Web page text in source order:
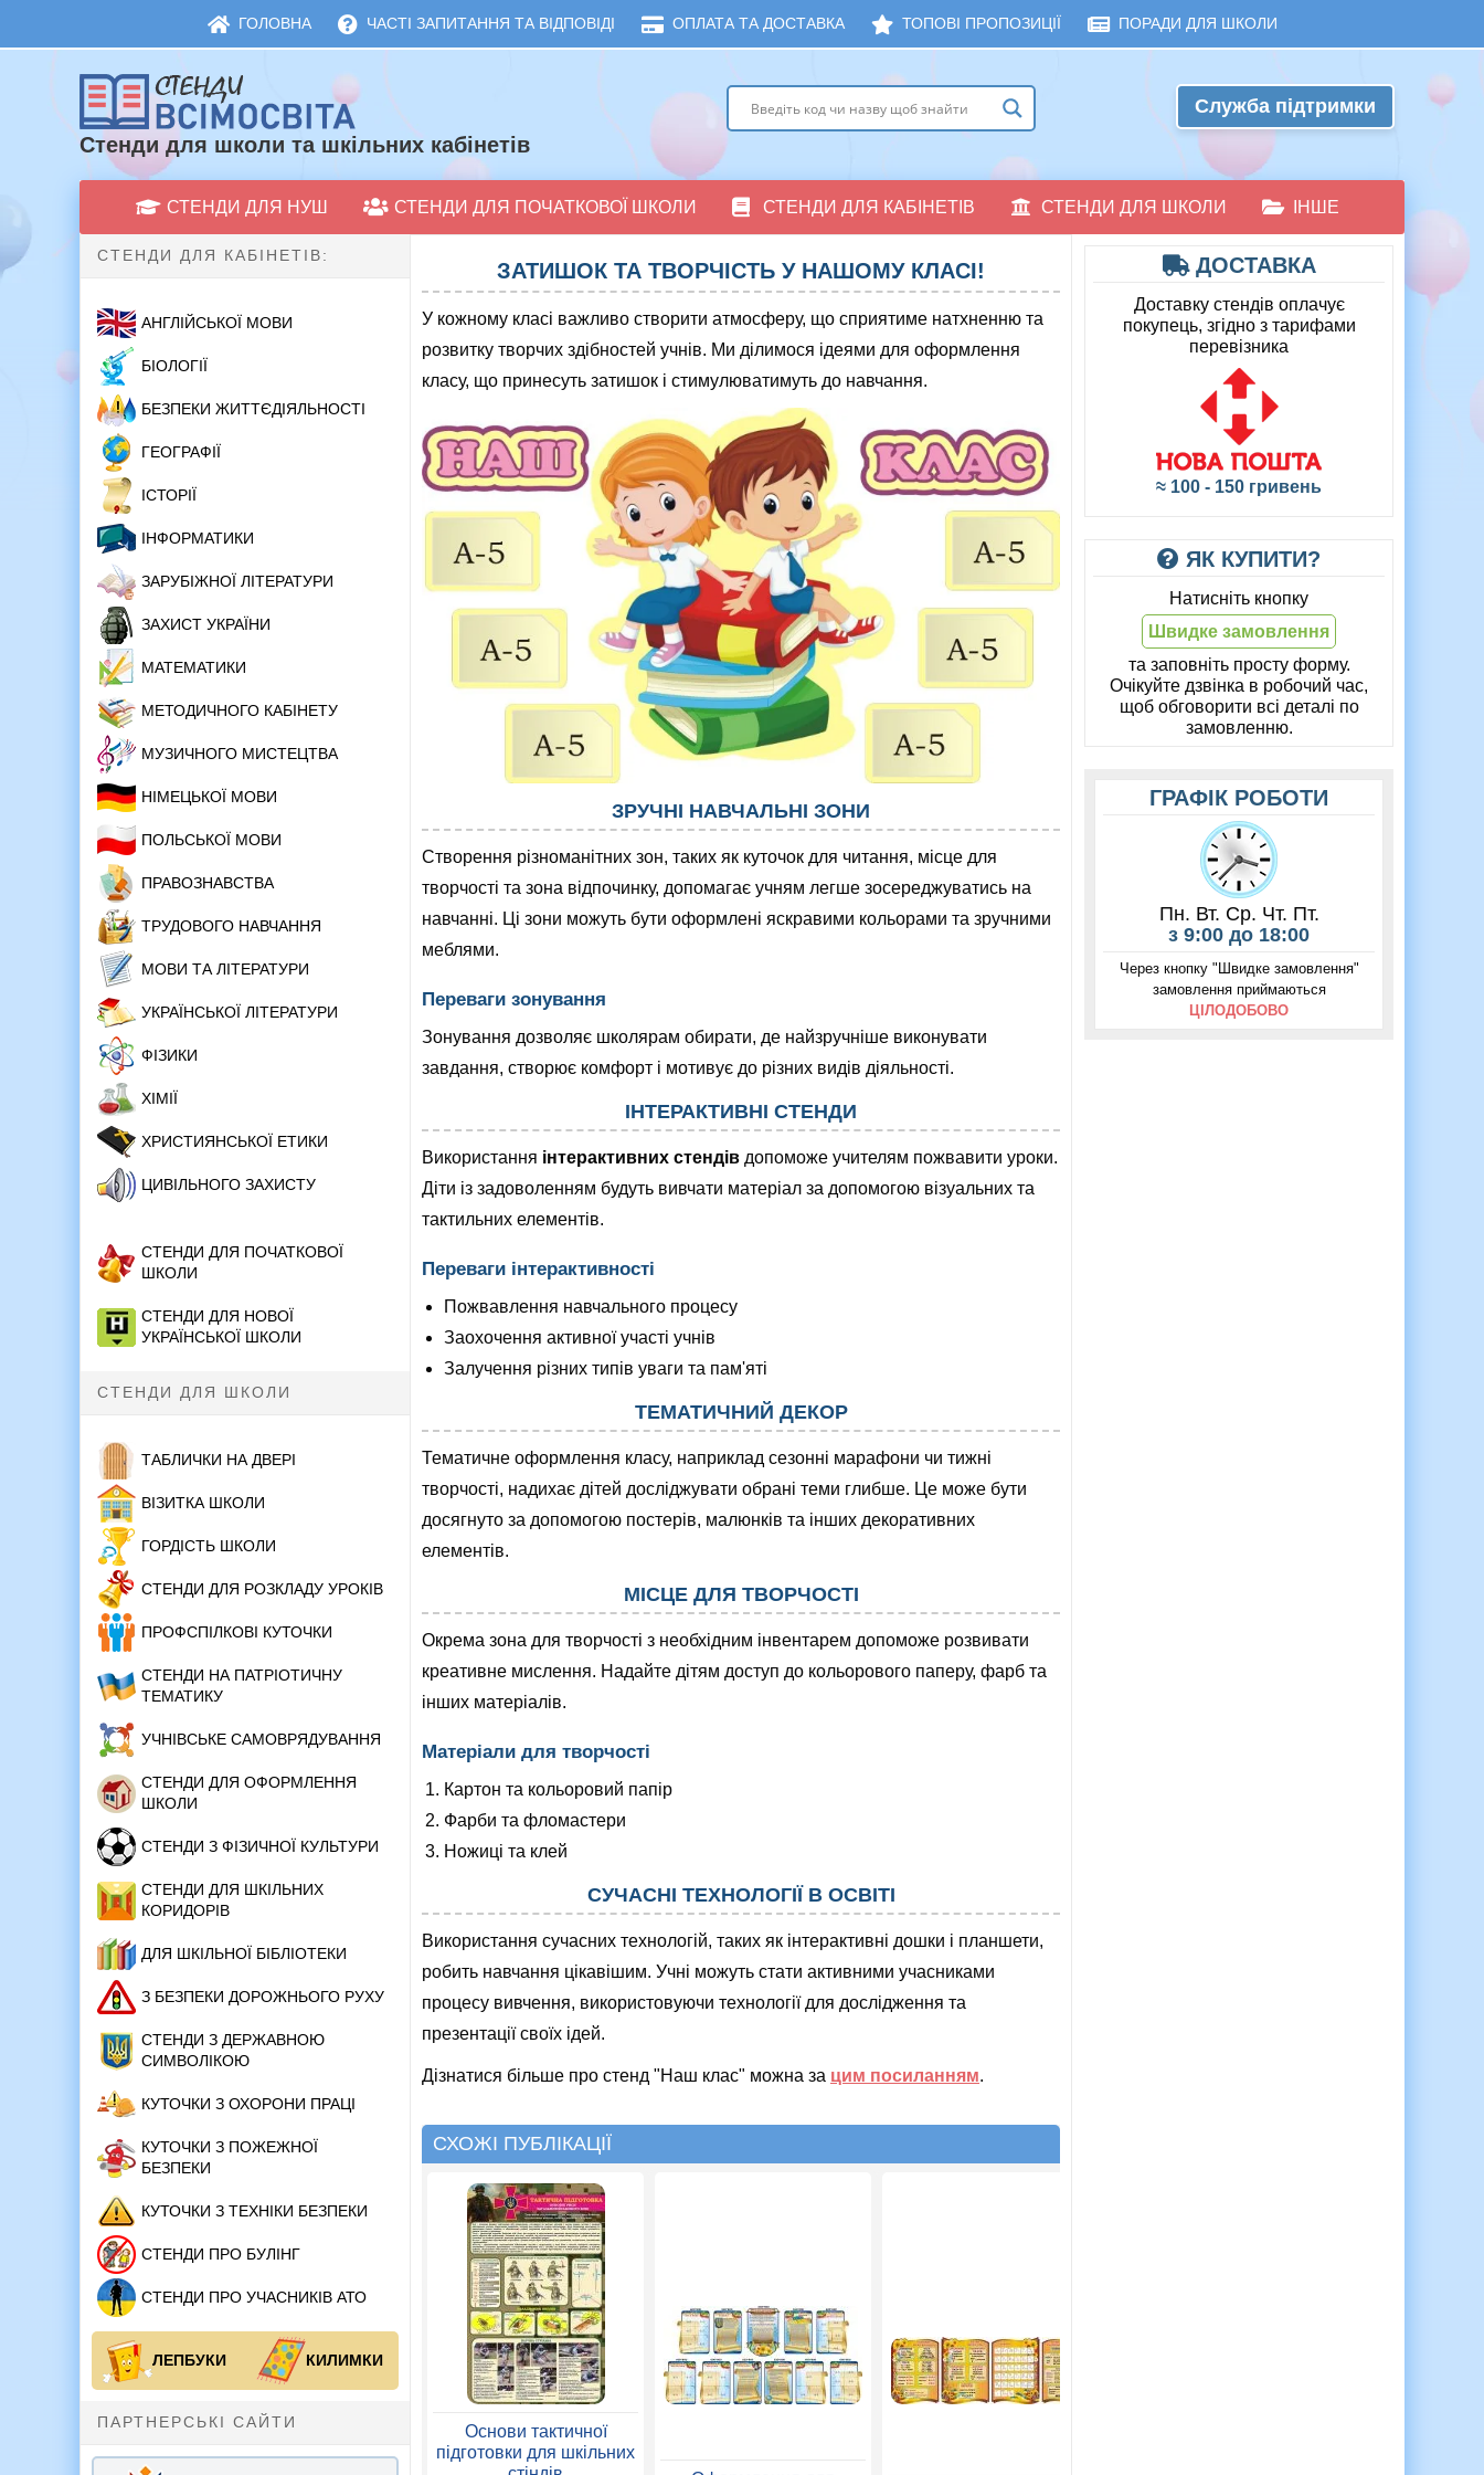
ГОЛОВНА ЧАСТІ ЗАПИТАННЯ ТА ВІДПОВІДІ ОПЛАТА ТА ДОСТАВКА ТОПОВІ ПРОПОЗИЦІЇ ПОРАДИ ДЛЯ ШКОЛИ
Стенди для школи та шкільних кабінетів
Служба підтримки
СТЕНДИ ДЛЯ НУШ СТЕНДИ ДЛЯ ПОЧАТКОВОЇ ШКОЛИ СТЕНДИ ДЛЯ КАБІНЕТІВ СТЕНДИ ДЛЯ ШКОЛИ ІНШЕ
СТЕНДИ ДЛЯ КАБІНЕТІВ:
АНГЛІЙСЬКОЇ МОВИ
БІОЛОГІЇ
БЕЗПЕКИ ЖИТТЄДІЯЛЬНОСТІ
ГЕОГРАФІЇ
ІСТОРІЇ
ІНФОРМАТИКИ
ЗАРУБІЖНОЇ ЛІТЕРАТУРИ
ЗАХИСТ УКРАЇНИ
МАТЕМАТИКИ
МЕТОДИЧНОГО КАБІНЕТУ
МУЗИЧНОГО МИСТЕЦТВА
НІМЕЦЬКОЇ МОВИ
ПОЛЬСЬКОЇ МОВИ
ПРАВОЗНАВСТВА
ТРУДОВОГО НАВЧАННЯ
МОВИ ТА ЛІТЕРАТУРИ
УКРАЇНСЬКОЇ ЛІТЕРАТУРИ
ФІЗИКИ
ХІМІЇ
ХРИСТИЯНСЬКОЇ ЕТИКИ
ЦИВІЛЬНОГО ЗАХИСТУ
СТЕНДИ ДЛЯ ПОЧАТКОВОЇ
ШКОЛИ
СТЕНДИ ДЛЯ НОВОЇ
УКРАЇНСЬКОЇ ШКОЛИ
СТЕНДИ ДЛЯ ШКОЛИ
ТАБЛИЧКИ НА ДВЕРІ
ВІЗИТКА ШКОЛИ
ГОРДІСТЬ ШКОЛИ
СТЕНДИ ДЛЯ РОЗКЛАДУ УРОКІВ
ПРОФСПІЛКОВІ КУТОЧКИ
СТЕНДИ НА ПАТРІОТИЧНУ
ТЕМАТИКУ
УЧНІВСЬКЕ САМОВРЯДУВАННЯ
СТЕНДИ ДЛЯ ОФОРМЛЕННЯ
ШКОЛИ
СТЕНДИ З ФІЗИЧНОЇ КУЛЬТУРИ
СТЕНДИ ДЛЯ ШКІЛЬНИХ
КОРИДОРІВ
ДЛЯ ШКІЛЬНОЇ БІБЛІОТЕКИ
З БЕЗПЕКИ ДОРОЖНЬОГО РУХУ
СТЕНДИ З ДЕРЖАВНОЮ
СИМВОЛІКОЮ
КУТОЧКИ З ОХОРОНИ ПРАЦІ
КУТОЧКИ З ПОЖЕЖНОЇ
БЕЗПЕКИ
КУТОЧКИ З ТЕХНІКИ БЕЗПЕКИ
СТЕНДИ ПРО БУЛІНГ
СТЕНДИ ПРО УЧАСНИКІВ АТО
ЛЕПБУКИ КИЛИМКИ
ПАРТНЕРСЬКІ САЙТИ
ЗАТИШОК ТА ТВОРЧІСТЬ У НАШОМУ КЛАСІ!
У кожному класі важливо створити атмосферу, що сприятиме натхненню та
розвитку творчих здібностей учнів. Ми ділимося ідеями для оформлення
класу, що принесуть затишок і стимулюватимуть до навчання.
ЗРУЧНІ НАВЧАЛЬНІ ЗОНИ
Створення різноманітних зон, таких як куточок для читання, місце для
творчості та зона відпочинку, допомагає учням легше зосереджуватись на
навчанні. Ці зони можуть бути оформлені яскравими кольорами та зручними
меблями.
Переваги зонування
Зонування дозволяє школярам обирати, де найзручніше виконувати
завдання, створює комфорт і мотивує до різних видів діяльності.
ІНТЕРАКТИВНІ СТЕНДИ
Використання інтерактивних стендів допоможе учителям пожвавити уроки.
Діти із задоволенням будуть вивчати матеріал за допомогою візуальних та
тактильних елементів.
Переваги інтерактивності
Пожвавлення навчального процесу
Заохочення активної участі учнів
Залучення різних типів уваги та пам'яті
ТЕМАТИЧНИЙ ДЕКОР
Тематичне оформлення класу, наприклад сезонні марафони чи тижні
творчості, надихає дітей досліджувати обрані теми глибше. Це може бути
досягнуто за допомогою постерів, малюнків та інших декоративних
елементів.
МІСЦЕ ДЛЯ ТВОРЧОСТІ
Окрема зона для творчості з необхідним інвентарем допоможе розвивати
креативне мислення. Надайте дітям доступ до кольорового паперу, фарб та
інших матеріалів.
Матеріали для творчості
Картон та кольоровий папір
Фарби та фломастери
Ножиці та клей
СУЧАСНІ ТЕХНОЛОГІЇ В ОСВІТІ
Використання сучасних технологій, таких як інтерактивні дошки і планшети,
робить навчання цікавішим. Учні можуть стати активними учасниками
процесу вивчення, використовуючи технології для дослідження та
презентації своїх ідей.
Дізнатися більше про стенд "Наш клас" можна за цим посиланням.
СХОЖІ ПУБЛІКАЦІЇ
Основи тактичної
підготовки для шкільних
ДОСТАВКА
Доставку стендів оплачує
покупець, згідно з тарифами
перевізника
≈ 100 - 150 гривень
ЯК КУПИТИ?
Натисніть кнопку
Швидке замовлення
та заповніть просту форму.
Очікуйте дзвінка в робочий час,
щоб обговорити всі деталі по
замовленню.
ГРАФІК РОБОТИ
Пн. Вт. Ср. Чт. Пт.
з 9:00 до 18:00
Через кнопку "Швидке замовлення"
замовлення приймаються
ЦІЛОДОБОВО